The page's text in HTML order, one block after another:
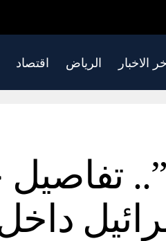
اخر الاخبار الرياض اقتصاد